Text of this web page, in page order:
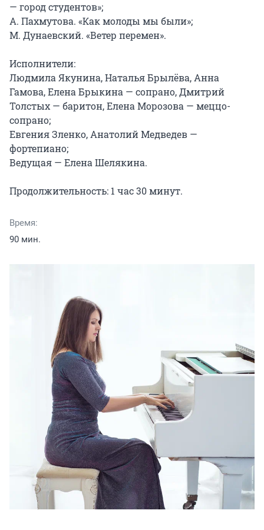
— город студентов»;
А. Пахмутова. «Как молоды мы были»;
М. Дунаевский. «Ветер перемен».
Исполнители:
Людмила Якунина, Наталья Брылёва, Анна
Гамова, Елена Брыкина — сопрано, Дмитрий
Толстых — баритон, Елена Морозова — меццо-
сопрано;
Евгения Зленко, Анатолий Медведев —
фортепиано;
Ведущая — Елена Шелякина.
Продолжительность: 1 час 30 минут.
Время:
90 мин.